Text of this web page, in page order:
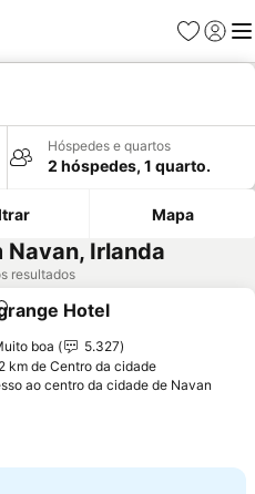
Favoritos
Iniciar
Hóspedes e quartos
2 hóspedes, 1 quarto.
Mapa
Navan, Irlanda
resultados
aos favoritos
Hotel
boa
5.327
km de Centro da cidade
ao centro da cidade de Navan